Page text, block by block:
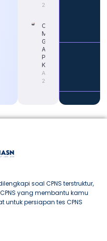
2026
Cara
Memahami
Gaji Guru
ASN untuk
Persiapan
Karier
August 4,
2026
soal CPNS terstruktur,
yang membantu kamu
untuk persiapan tes CPNS